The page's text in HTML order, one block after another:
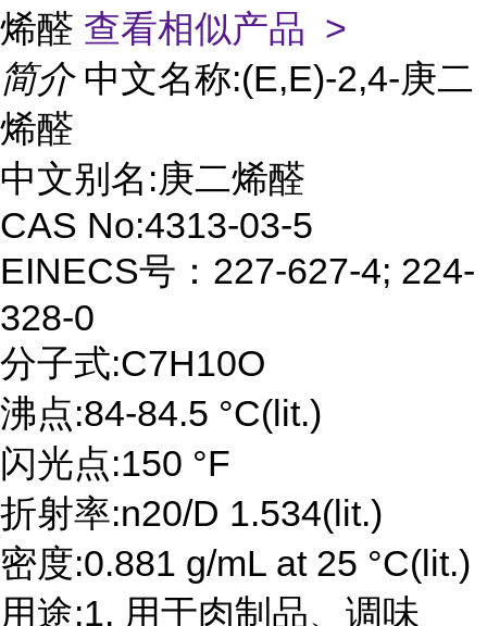
烯醛 查看相似产品 >
简介 中文名称:(E,E)-2,4-庚二
烯醛
中文别名:庚二烯醛
CAS No:4313-03-5
EINECS号：227-627-4; 224-
328-0
分子式:C7H10O
沸点:84-84.5 °C(lit.)
闪光点:150 °F
折射率:n20/D 1.534(lit.)
密度:0.881 g/mL at 25 °C(lit.)
用途:1. 用于肉制品、调味